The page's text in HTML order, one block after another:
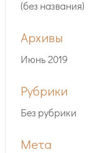
(без названия)
Архивы
Июнь 2019
Рубрики
Без рубрики
Мета